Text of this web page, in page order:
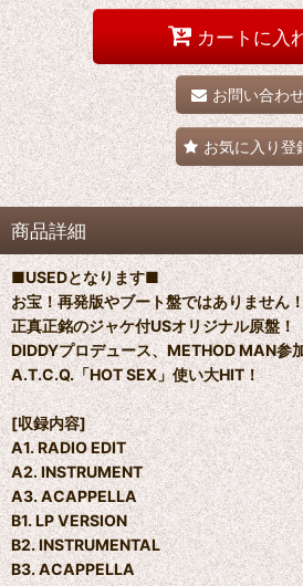
カートに入
お問い合わ
お気に入り登
商品詳細
■USEDとなります■
お宝！再発版やブート盤ではありません！
正真正銘のジャケ付USオリジナル原盤！
DIDDYプロデュース、METHOD MAN参
A.T.C.Q.「HOT SEX」使い大HIT！
[収録内容]
A1. RADIO EDIT
A2. INSTRUMENT
A3. ACAPPELLA
B1. LP VERSION
B2. INSTRUMENTAL
B3. ACAPPELLA